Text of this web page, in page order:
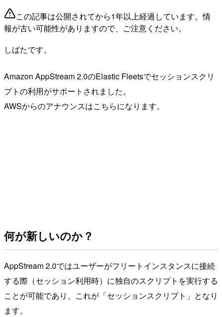
この記事は公開されてから1年以上経過しています。情
報が古い可能性がありますので、ご注意ください。
しばたです。
Amazon AppStream 2.0のElastic Fleetsでセッションスクリ
プトの利用がサポートされました。
AWSからのアナウンスはこちらになります。
何が新しいのか？
AppStream 2.0ではユーザーがフリートインスタンスに接続
する際（セッション利用時）に独自のスクリプトを実行する
ことが可能であり、これが「セッションスクリプト」となり
ます。